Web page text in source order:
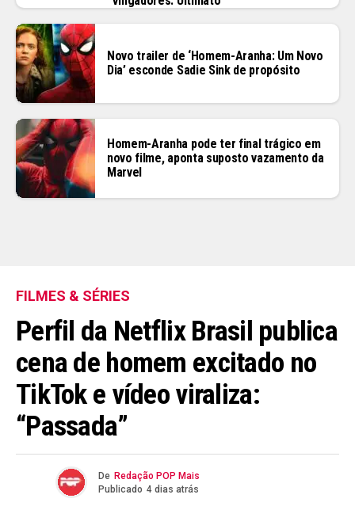
Novo trailer de ‘Homem-Aranha: Um Novo
Dia’ esconde Sadie Sink de propósito
Homem-Aranha pode ter final trágico em
novo filme, aponta suposto vazamento da
Marvel
FILMES & SÉRIES
Perfil da Netflix Brasil publica
cena de homem excitado no
TikTok e vídeo viraliza:
“Passada”
De Redação POP Mais
Publicado 4 dias atrás